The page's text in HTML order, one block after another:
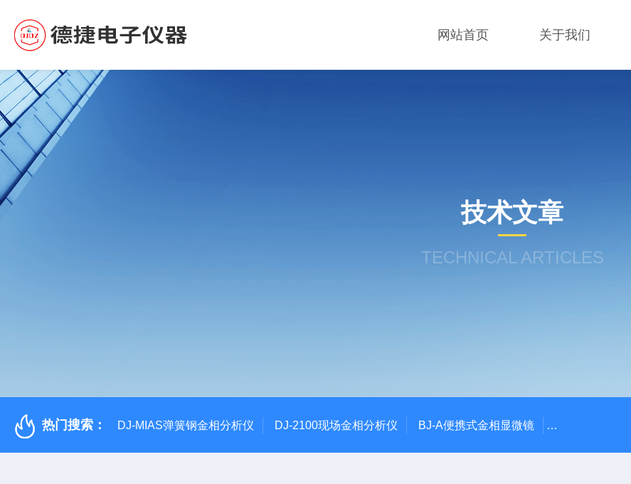
网站首页 关于我们
技术文章
TECHNICAL ARTICLES
热门搜索： DJ-MIAS弹簧钢金相分析仪 DJ-2100现场金相分析仪 BJ-A便携式金相显微镜 DJ-XM1000金